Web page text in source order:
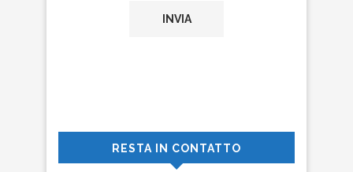
RESTA IN CONTATTO